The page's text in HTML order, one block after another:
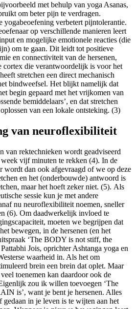
met behulp van yoga Asanas,
om beter pijn te verdragen.
yogabeoefening verbetert pijntolerantie.
op verschillende manieren leert
en mogelijke emotionele reacties (die
om te gaan. Dit leidt tot positieve
en connectiviteit van de hersenen,
cortex die verantwoordelijk is voor het
stretchen een direct mechanisch
bindweefsel. Het blijkt namelijk dat
begin gepaard met het vrijkomen van
bemiddelaars’, en dat stretchen
van een lokale ontsteking. (3)
van neuroflexibiliteit
van rektechnieken wordt geadviseerd
vijf minuten te rekken (4). In de
wordt dan ook afgevraagd of we op deze
en het (onderbouwde) antwoord is
maar het hoeft zeker niet. (5). Als
sessie kun je met andere
nu neuroflexibiliteit noemen, sneller
(6). Om daadwerkelijk invloed te
moeten we begrijpen dat
bewegen, in de hersenen (en het
‘The BODY is not stiff, the
Jois, oprichter Ashtanga yoga en
waarheid in. Als het om
brein een brein dat oplet. Maar
toenemen kan daardoor ook de
zou ik willen toevoegen ‘The
is’, want je bent je hersenen. Alles
in je leven is te wijten aan het